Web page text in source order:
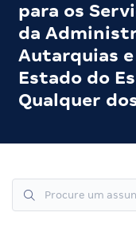
para os
da
Autarquias
Estado do
Qualquer